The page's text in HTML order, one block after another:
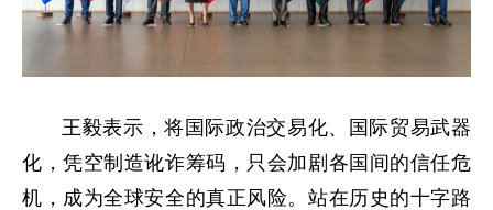
王毅表示，将国际政治交易化、国际贸易武器
化，凭空制造讹诈筹码，只会加剧各国间的信任危
机，成为全球安全的真正风险。站在历史的十字路